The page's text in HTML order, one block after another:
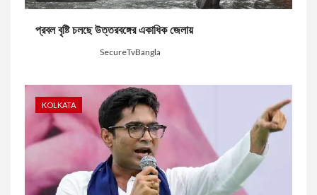
প্রবল বৃষ্টি চলছে উত্তরবঙ্গের একাধিক জেলায়
SecureTvBangla
KOLKATA